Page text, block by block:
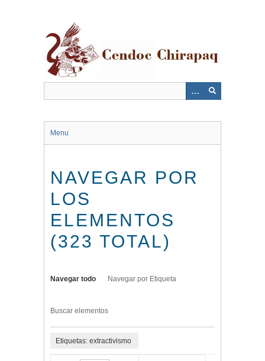
Menu
NAVEGAR POR
LOS
ELEMENTOS
(323 TOTAL)
Navegar todo Navegar por Etiqueta
Buscar elementos
Etiquetas: extractivismo